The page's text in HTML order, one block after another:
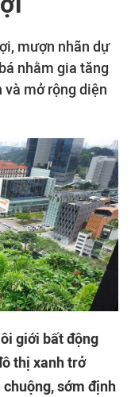
mượn nhãn dự
nhằm gia tăng
và mở rộng diện
giới bất động
thị xanh trở
sớm định